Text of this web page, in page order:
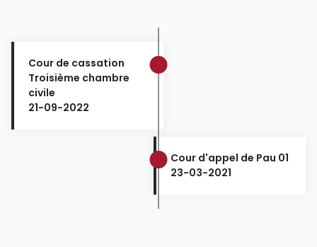
Cour de cassation
Troisième chambre
civile
21-09-2022
Cour d'appel de Pau 01
23-03-2021